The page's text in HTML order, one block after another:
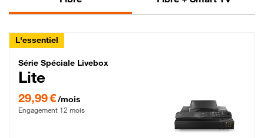
L'essentiel
Série Spéciale Livebox Lite Fibre
Série Spéciale Livebox
Lite
29,99 €/mois
Engagement 12 mois